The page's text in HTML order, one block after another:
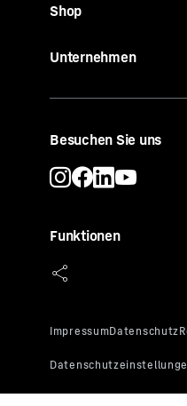
Shop
Unternehmen
Besuchen Sie uns
Funktionen